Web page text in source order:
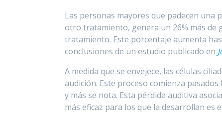
b
o
o
k
er s
A
p
p
e
dI
n
e
n
g
er
l
Las personas mayores que padecen
otro tratamiento, genera un 26% más de
tratamiento. Este porcentaje aumenta
conclusiones de un estudio publicado en
A medida que se envejece, las células
audición. Este proceso comienza
y más se nota. Esta pérdida auditiva
más eficaz para los que la desarrollan es